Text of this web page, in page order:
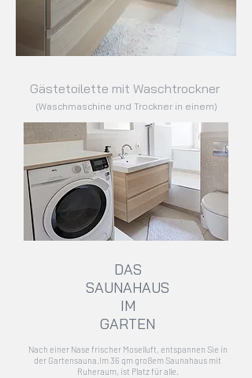
Gästetoilette mit Waschtrockner
(Waschmaschine und Trockner in einem)
DAS
SAUNAHAUS
IM
GARTEN
Nach einer Nase frischer Moselluft, entspannen Sie in
der Gartensauna.Im 36 qm großem Saunahaus mit
Ruheraum, ist Platz für alle.